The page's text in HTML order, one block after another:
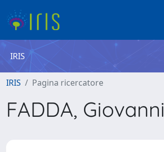
IRIS
IRIS Pagina ricercatore
FADDA, Giovanni